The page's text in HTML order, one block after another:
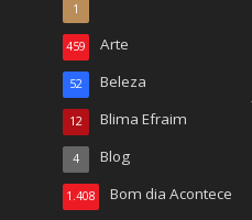
1
Arte
459
Beleza
52
Blima Efraim
12
Blog
4
Bom dia Acontece
1.408